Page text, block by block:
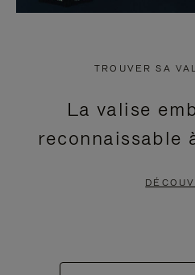
TROUVER SA
La valise
reconnaissable